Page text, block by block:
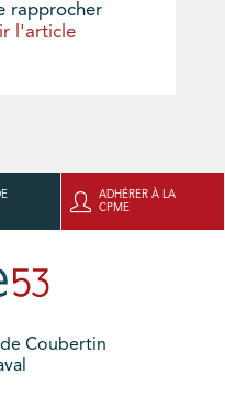
rapprocher
l'article
ADHÉRER À LA
CPME
Coubertin